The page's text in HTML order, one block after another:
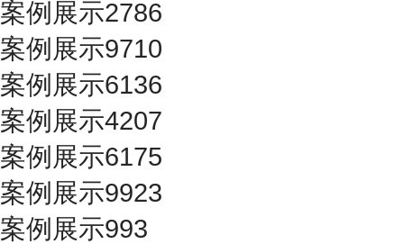
案例展示2786
案例展示9710
案例展示6136
案例展示4207
案例展示6175
案例展示9923
案例展示993